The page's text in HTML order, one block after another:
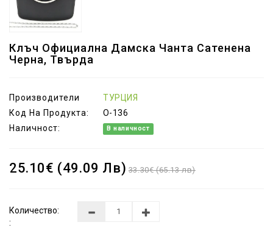
Клъч Официална Дамска Чанта Сатенена
Черна, Твърда
Производители
ТУРЦИЯ
Код На Продукта:
O-136
Наличност:
В наличност
25.10€ (49.09 Лв) 33.30€ (65.13 лв)
Количество:
: